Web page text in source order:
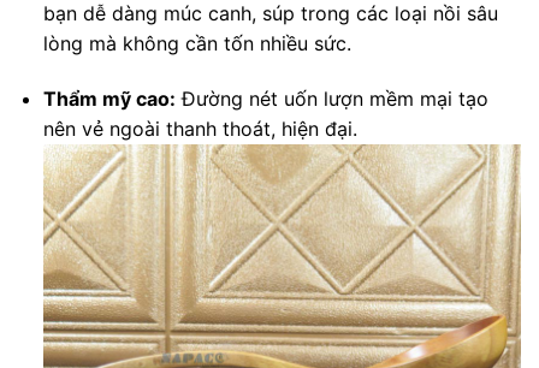
bạn dễ dàng múc canh, súp trong các loại nồi sâu
lòng mà không cần tốn nhiều sức.
Thẩm mỹ cao: Đường nét uốn lượn mềm mại tạo
nên vẻ ngoài thanh thoát, hiện đại.